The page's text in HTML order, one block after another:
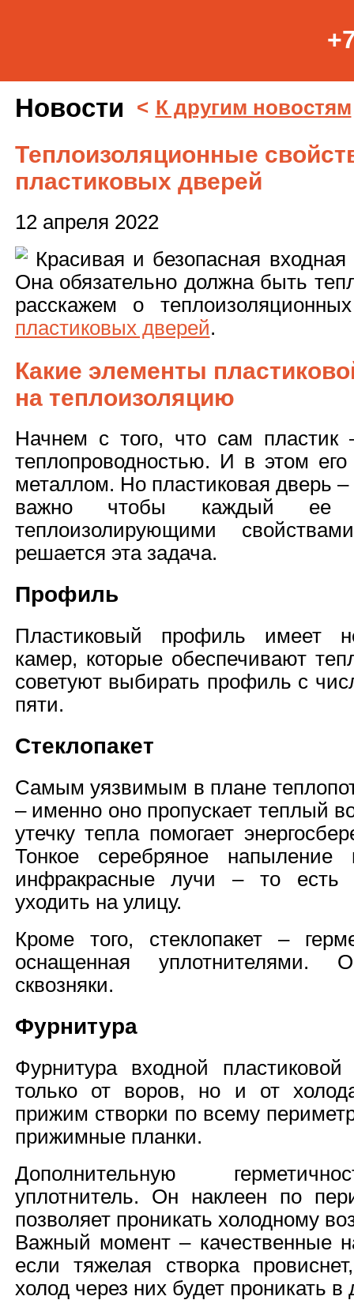
Новости < К другим новостям
Теплоизоляционные
пластиковых дверей
12 апреля 2022
Красивая и безопасная
Она обязательно должна быть
расскажем о
пластиковых дверей.
Какие элементы
на теплоизоляцию
Начнем с того, что сам пластик
теплопроводностью. И в этом
металлом. Но пластиковая дверь –
важно чтобы каждый ее
теплоизолирующими
решается эта задача.
Профиль
Пластиковый профиль имеет
камер, которые обеспечивают
советуют выбирать профиль с
пяти.
Стеклопакет
Самым уязвимым в плане
– именно оно пропускает теплый
утечку тепла помогает
Тонкое серебряное напыление
инфракрасные лучи – то есть
уходить на улицу.
Кроме того, стеклопакет –
оснащенная уплотнителями.
сквозняки.
Фурнитура
Фурнитура входной
только от воров, но и от
прижим створки по всему
прижимные планки.
Дополнительную
уплотнитель. Он наклеен по
позволяет проникать холодному
Важный момент – качественные
если тяжелая створка
холод через них будет проникать в